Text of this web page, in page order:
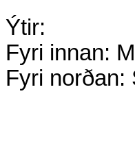
Ýtir:
Fyri innan:
Fyri norðan: